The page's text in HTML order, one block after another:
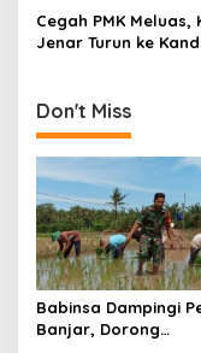
n
Turun Langsung
Warga
Cegah PMK Meluas,
Jenar Turun ke
Don't Miss
Babinsa Dampingi
Banjar, Dorong